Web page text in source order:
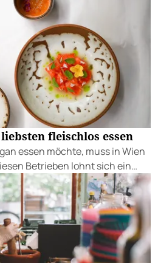
fleischlos essen
essen möchte, muss in Wien
Betrieben lohnt sich ein